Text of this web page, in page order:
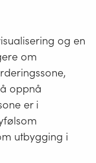
og en
om
oppnå
er i
utbygging i